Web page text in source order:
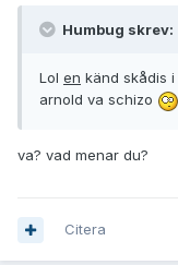
Humbug skrev:
Lol en känd skådis i
arnold va schizo
va? vad menar du?
Citera